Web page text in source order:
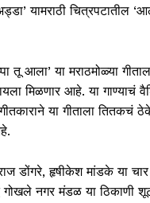
यामराठी
तू आला’ या मराठमोळ्या
मिळणार आहे. या गाण्याचं
या गीताला तितकचं
डोंगरे, हृषीकेश मांडके या
गोखले नगर मंडळ या ठिकाणी